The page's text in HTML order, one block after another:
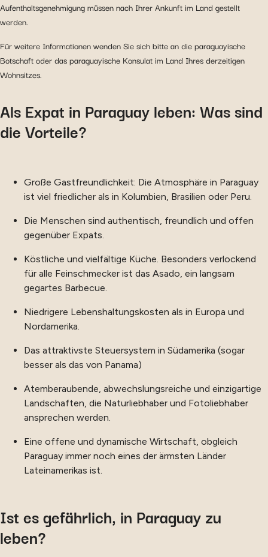
Aufenthaltsgenehmigung müssen nach Ihrer Ankunft im Land gestellt
werden.
Für weitere Informationen wenden Sie sich bitte an die paraguayische
Botschaft oder das paraguayische Konsulat im Land Ihres derzeitigen
Wohnsitzes.
Als Expat in Paraguay leben: Was sind
die Vorteile?
Große Gastfreundlichkeit: Die Atmosphäre in Paraguay
ist viel friedlicher als in Kolumbien, Brasilien oder Peru.
Die Menschen sind authentisch, freundlich und offen
gegenüber Expats.
Köstliche und vielfältige Küche. Besonders verlockend
für alle Feinschmecker ist das Asado, ein langsam
gegartes Barbecue.
Niedrigere Lebenshaltungskosten als in Europa und
Nordamerika.
Das attraktivste Steuersystem in Südamerika (sogar
besser als das von Panama)
Atemberaubende, abwechslungsreiche und einzigartige
Landschaften, die Naturliebhaber und Fotoliebhaber
ansprechen werden.
Eine offene und dynamische Wirtschaft, obgleich
Paraguay immer noch eines der ärmsten Länder
Lateinamerikas ist.
Ist es gefährlich, in Paraguay zu
leben?